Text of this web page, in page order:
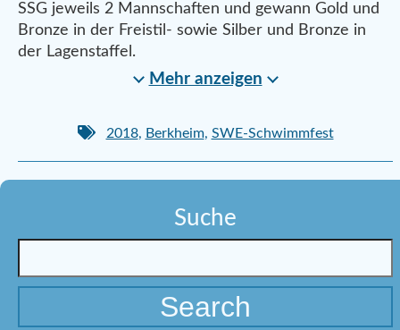
SSG jeweils 2 Mannschaften und gewann Gold und
Bronze in der Freistil- sowie Silber und Bronze in
der Lagenstaffel.
Mehr anzeigen
2018, Berkheim, SWE-Schwimmfest
Suche